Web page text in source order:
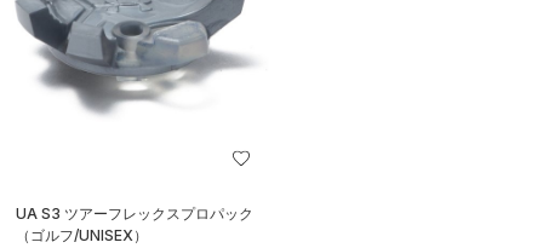
UA S3 ツアーフレックスプロパック
（ゴルフ/UNISEX）